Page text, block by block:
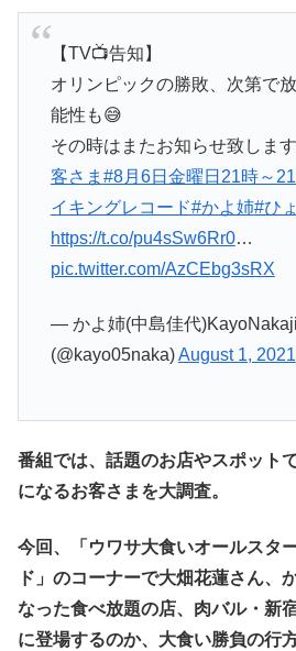
【TV📺告知】
オリンピックの勝敗、次第で
能性も😅
その時はまたお知らせ致しま
客さま #8月6日金曜日21時～
イキングレコード#かよ姉#ひ
https://t.co/pu4sSw6Rr0…
pic.twitter.com/AzCEbg3sRX
— かよ姉(中島佳代
(@kayo05naka)August 1, 2021
番組では、話題のお店やスポット
になるお客さまを大調査。
今回、「ウワサ大食いオールスタ
ド」のコーナーで大畑花蓮さん、
なった食べ放題の店、肉バル・新
に登場するのか、大食い勝負の行